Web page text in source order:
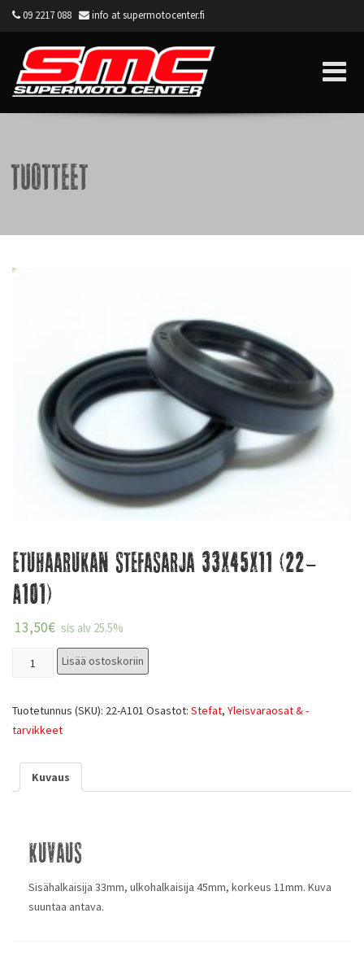
09 2217 088 info at supermotocenter.fi
Tuotteet
Etuhaarukan stefasarja 33x45x11 (22-
A101)
13,50€ sis alv 25.5%
Lisää ostoskoriin
Tuotetunnus (SKU): 22-A101 Osastot: Stefat, Yleisvaraosat & -
tarvikkeet
Kuvaus
Kuvaus
Sisähalkaisija 33mm, ulkohalkaisija 45mm, korkeus 11mm. Kuva
suuntaa antava.